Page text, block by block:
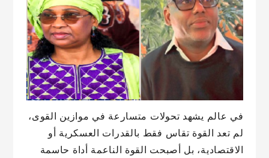
في عالم يشهد تحولات متسارعة في موازين القوى،
لم تعد القوة تقاس فقط بالقدرات العسكرية أو
الاقتصادية، بل أصبحت القوة الناعمة أداة حاسمة